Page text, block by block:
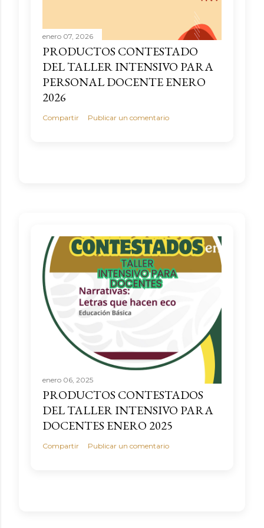
enero 07, 2026
PRODUCTOS CONTESTADO
DEL TALLER INTENSIVO PARA
PERSONAL DOCENTE ENERO
2026
Compartir Publicar un comentario
enero 06, 2025
PRODUCTOS CONTESTADOS
DEL TALLER INTENSIVO PARA
DOCENTES ENERO 2025
Compartir Publicar un comentario